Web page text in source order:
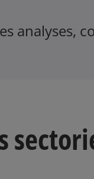
analyses,